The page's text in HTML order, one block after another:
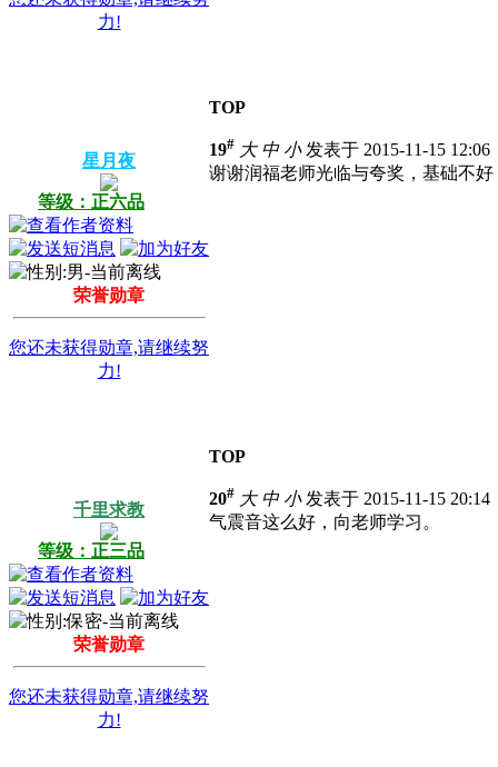
力!
TOP
星月夜
等级：正六品
荣誉勋章
您还未获得勋章,请继续努
力!
19# 大 中 小发表于 2015-11-15 12:06
谢谢润福老师光临与夸奖，基础不
TOP
千里求教
等级：正三品
荣誉勋章
您还未获得勋章,请继续努
力!
20# 大 中 小发表于 2015-11-15 20:14
气震音这么好，向老师学习。